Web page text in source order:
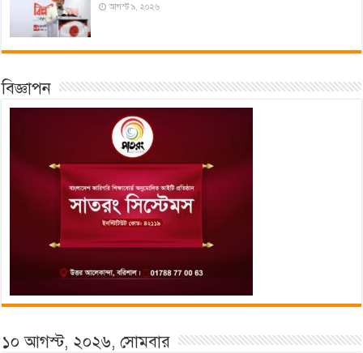
আগস্ট ৯, ২০২৬
বিজ্ঞাপন
১০ আগস্ট, ২০২৬, সোমবার